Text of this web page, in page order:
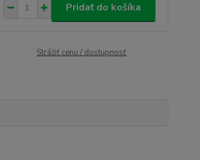
Pridať do košíka
Strážiť cenu / dostupnosť